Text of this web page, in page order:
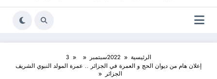
الرئيسية 2022سبتمبر
3
إعلان هام من ديوان الحج و العمرة في الجزائر .. عمرة المولد النبوي الشريف
الجزائر